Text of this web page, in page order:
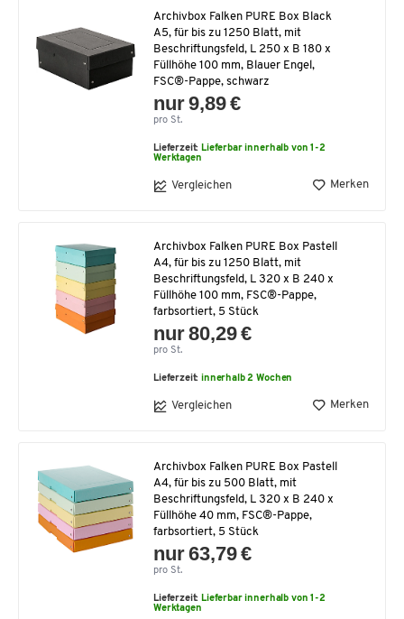
Archivbox Falken PURE Box Black
A5, für bis zu 1250 Blatt, mit
Beschriftungsfeld, L 250 x B 180 x
Füllhöhe 100 mm, Blauer Engel,
FSC®-Pappe, schwarz
nur 9,89 €
pro St.
Lieferzeit: Lieferbar innerhalb von 1-2
Werktagen
Vergleichen Merken
Archivbox Falken PURE Box Pastell
A4, für bis zu 1250 Blatt, mit
Beschriftungsfeld, L 320 x B 240 x
Füllhöhe 100 mm, FSC®-Pappe,
farbsortiert, 5 Stück
nur 80,29 €
pro St.
Lieferzeit:innerhalb 2 Wochen
Vergleichen Merken
Archivbox Falken PURE Box Pastell
A4, für bis zu 500 Blatt, mit
Beschriftungsfeld, L 320 x B 240 x
Füllhöhe 40 mm, FSC®-Pappe,
farbsortiert, 5 Stück
nur 63,79 €
pro St.
Lieferzeit: Lieferbar innerhalb von 1-2
Werktagen